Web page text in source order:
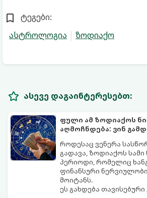
ტეგები:
ასტროლოგია
ზოდიაქო
ასევე დაგაინტერესებთ:
ფული ამ ზოდიაქოს
აღმოჩნდება: ვინ
როდესაც ვენერა
გადავა, ზოდიაქოს სამი
პერიოდი, რომელიც
ფინანსური
მოიტანს.
ეს გახდება